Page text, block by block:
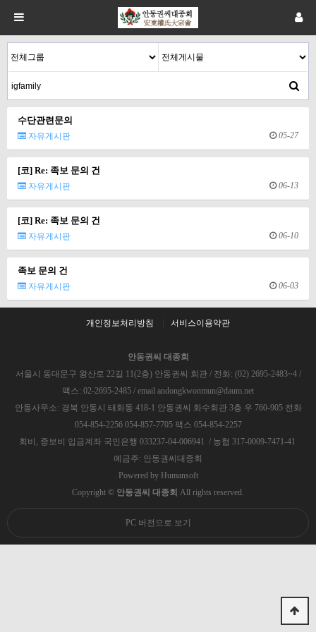
수단관련문의
자유게시판 05-27
[코] Re: 족보 문의 건
자유게시판 06-13
[코] Re: 족보 문의 건
자유게시판 06-10
족보 문의 건
자유게시판 06-03
개인정보처리방침 서비스이용약관
안동권씨 대종회
서울시 동대문구 왕산로 22길 11(2층) 안동권씨 회관 / 전화: (02) 2695-2483~4 /
팩스: 02-2695-2485 / email andongkwonmun@daum.net
안동사무소: 경북 안동시 태화동 418-1 안동권씨 화수회관 3층 우 760-905 전화
054-854-2256 054-857-7705 팩스 054-854-2257
회비, 종보비 입금계좌 국민은행 033237-04-006941 / 농협 317-0009-7471-41
예금주: 안동권씨대종회
Powered by Humansoft
Copyright © 안동권씨 대종회 All rights reserved.
PC 버전으로 보기